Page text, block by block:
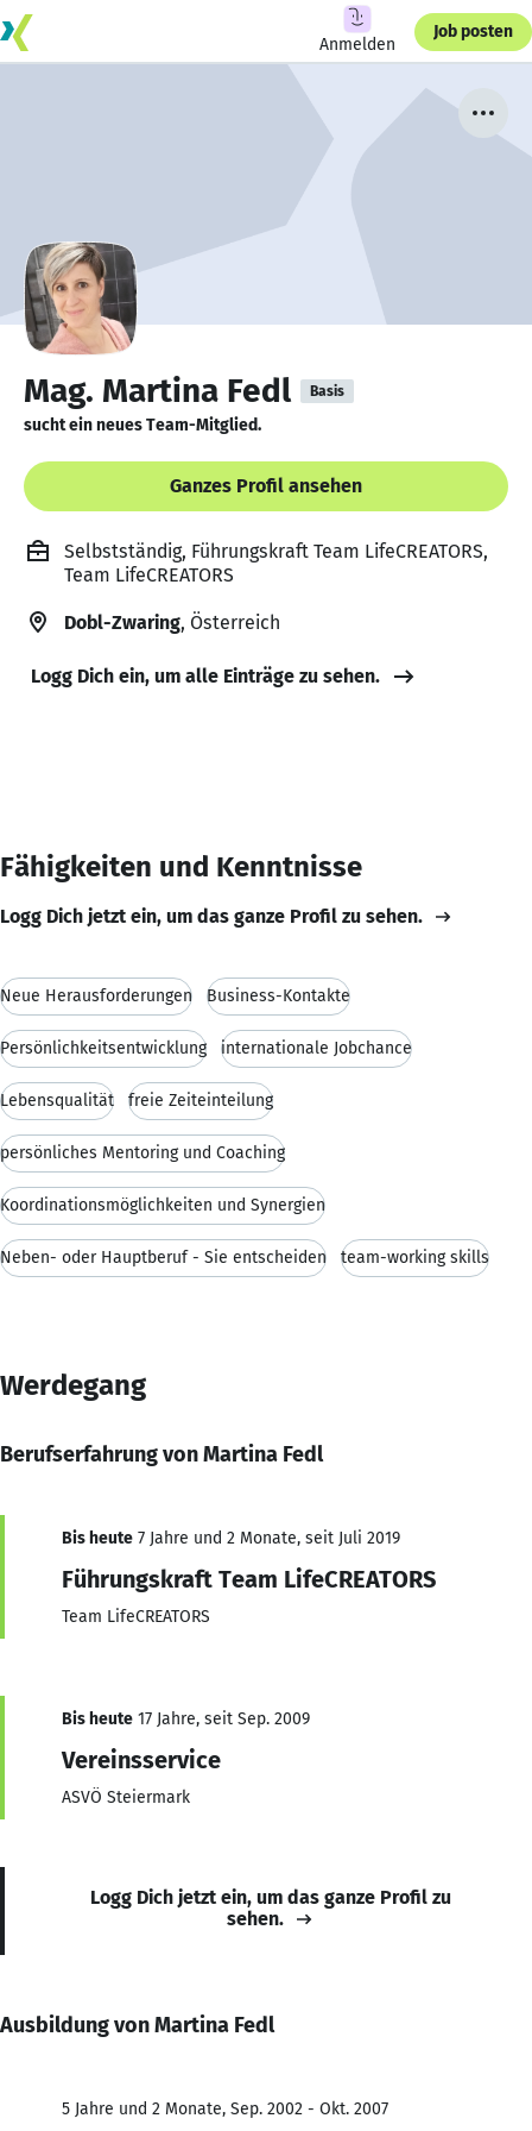
Anmelden
Job posten
Mag. Martina Fedl Basis
sucht ein neues Team-Mitglied.
Ganzes Profil ansehen
Selbstständig, Führungskraft Team LifeCREATORS,
Team LifeCREATORS
Dobl-Zwaring, Österreich
Logg Dich ein, um alle Einträge zu sehen.
Fähigkeiten und Kenntnisse
Logg Dich jetzt ein, um das ganze Profil zu sehen.
Neue Herausforderungen Business-Kontakte
Persönlichkeitsentwicklung internationale Jobchance
Lebensqualität freie Zeiteinteilung
persönliches Mentoring und Coaching
Koordinationsmöglichkeiten und Synergien
Neben- oder Hauptberuf - Sie entscheiden team-working skills
Werdegang
Berufserfahrung von Martina Fedl
Bis heute 7 Jahre und 2 Monate, seit Juli 2019
Führungskraft Team LifeCREATORS
Team LifeCREATORS
Bis heute 17 Jahre, seit Sep. 2009
Vereinsservice
ASVÖ Steiermark
Logg Dich jetzt ein, um das ganze Profil zu
sehen.
Ausbildung von Martina Fedl
5 Jahre und 2 Monate, Sep. 2002 - Okt. 2007